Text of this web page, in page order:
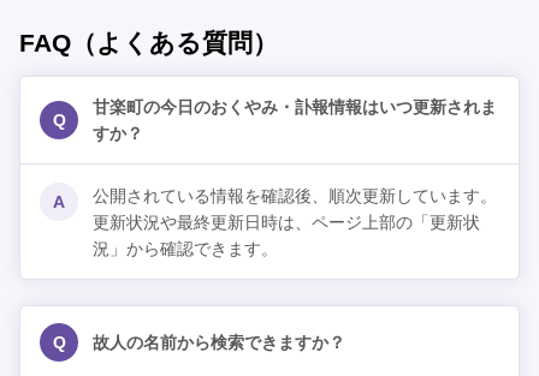
FAQ（よくある質問）
Q
甘楽町の今日のおくやみ・訃報情報はいつ更新されま
すか？
A
公開されている情報を確認後、順次更新しています。
更新状況や最終更新日時は、ページ上部の「更新状
況」から確認できます。
Q 故人の名前から検索できますか？